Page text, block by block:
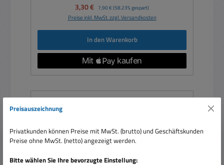
Verkaufspreis:
3,30 € Regulärer Preis:
7,90 € (58.23% gespart)
Preise inkl. MwSt. zzgl. Versandkosten
In den Warenkorb
Preisauszeichnung
Privatkunden können Preise mit MwSt. (brutto) und Geschäftskunden
Preise ohne MwSt. (netto) angezeigt werden.
Bitte wählen Sie Ihre bevorzugte Einstellung: